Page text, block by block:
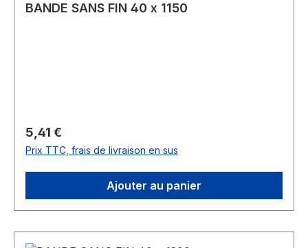
BANDE SANS FIN 40 x 1150
Prix régulier :
5,41 €
Prix TTC, frais de livraison en sus
Ajouter au panier